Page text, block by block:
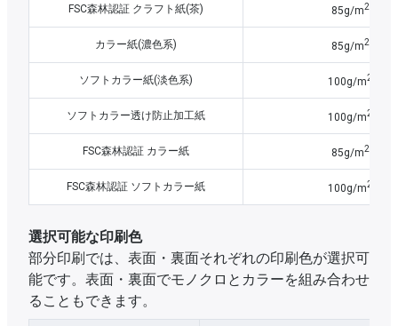
FSC森林認証 クラフト紙(茶) 85g/m2
カラー紙(濃色系) 85g/m2
ソフトカラー紙(淡色系) 100g/m2
ソフトカラー透け防止加工紙 100g/m2
FSC森林認証 カラー紙 85g/m2
FSC森林認証 ソフトカラー紙 100g/m2
選択可能な印刷色
部分印刷では、表面・裏面それぞれの印刷色が選択可
能です。表面・裏面でモノクロとカラーを組み合わせ
ることもできます。